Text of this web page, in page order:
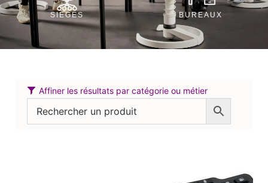
SIÈGES BUREAUX
Affiner les résultats par catégorie ou métier